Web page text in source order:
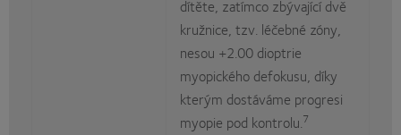
dítěte, zatímco zbývající dvě
kružnice, tzv. léčebné zóny,
nesou +2.00 dioptrie
myopického defokusu, díky
kterým dostáváme progresi
myopie pod kontrolu.7